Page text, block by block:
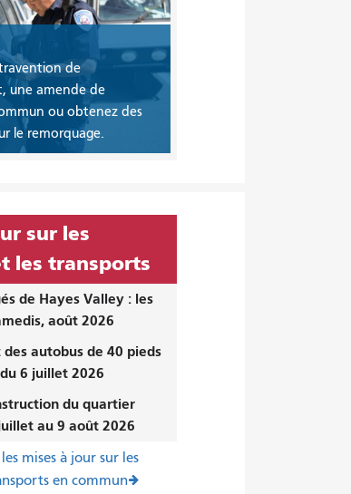
de
une amende de
ou obtenez des
le remorquage.
sur les
les transports
de Hayes Valley : les
août 2026
autobus de 40 pieds
6 juillet 2026
du quartier
au 9 août 2026
mises à jour sur les
en commun